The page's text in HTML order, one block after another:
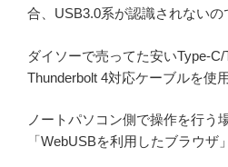
合、USB3.0系が認識されないの
ダイソーで売ってた安いType-C/
Thunderbolt 4対応ケーブルを使
ノートパソコン側で操作を行う
「WebUSBを利用したブラウザ